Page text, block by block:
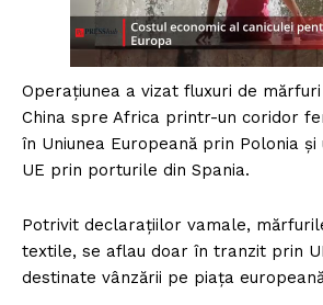
Operațiunea a vizat fluxuri de
China spre Africa printr-un coridor
în Uniunea Europeană prin Polonia și
UE prin porturile din Spania.
Potrivit declarațiilor vamale,
textile, se aflau doar în tranzit prin
destinate vânzării pe piața